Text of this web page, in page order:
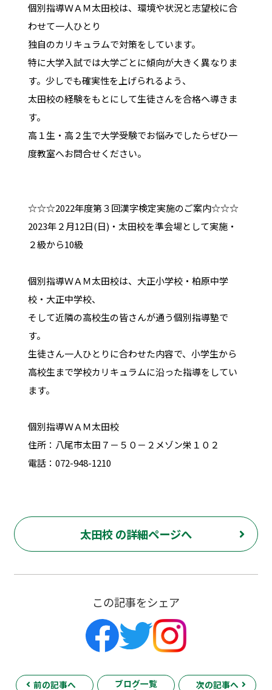
個別指導ＷＡＭ太田校は、環境や状況と志望校に合
わせて一人ひとり
独自のカリキュラムで対策をしています。
特に大学入試では大学ごとに傾向が大きく異なりま
す。少しでも確実性を上げられるよう、
太田校の経験をもとにして生徒さんを合格へ導きま
す。
高１生・高２生で大学受験でお悩みでしたらぜひ一
度教室へお問合せください。
☆☆☆2022年度第３回漢字検定実施のご案内☆☆☆
2023年２月12日(日)・太田校を準会場として実施・
２級から10級
個別指導ＷＡＭ太田校は、大正小学校・柏原中学
校・大正中学校、
そして近隣の高校生の皆さんが通う個別指導塾で
す。
生徒さん一人ひとりに合わせた内容で、小学生から
高校生まで学校カリキュラムに沿った指導をしてい
ます。
個別指導ＷＡＭ太田校
住所：八尾市太田７－５０－２メゾン栄１０２
電話：072-948-1210
太田校 の詳細ページへ
この記事をシェア
前の記事へ ブログ一覧 次の記事へ